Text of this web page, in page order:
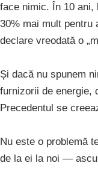
face nimic. În 10
30% mai mult pentru
declare vreodată o
Și dacă nu spunem
furnizorii de energie,
Precedentul se
Nu este o problemă
de la ei la noi —